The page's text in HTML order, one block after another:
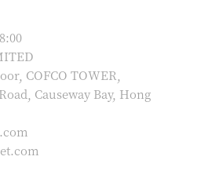
COFCO TOWER,
Causeway Bay, Hong